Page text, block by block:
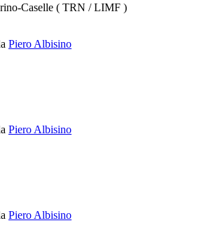
Caselle ( TRN / LIMF )
Piero Albisino
Piero Albisino
Piero Albisino